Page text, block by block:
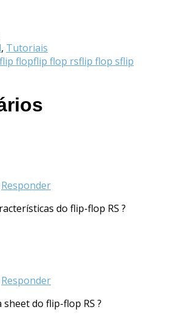
, Tutoriais
flip flopflip flop rsflip flop sflip
Responder
do flip-flop RS ?
Responder
sheet do flip-flop RS ?